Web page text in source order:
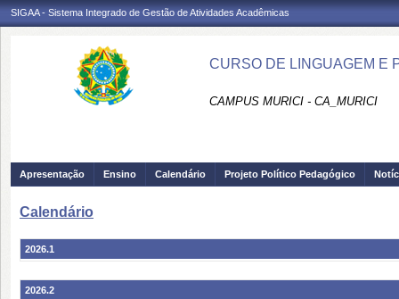
SIGAA - Sistema Integrado de Gestão de Atividades Acadêmicas
CURSO DE LINGUAGEM E
CAMPUS MURICI - CA_MURICI
Apresentação Ensino Calendário Projeto Político Pedagógico
Calendário
2026.1
2026.2